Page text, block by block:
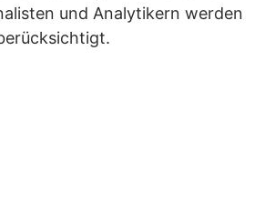
und Analytikern werden